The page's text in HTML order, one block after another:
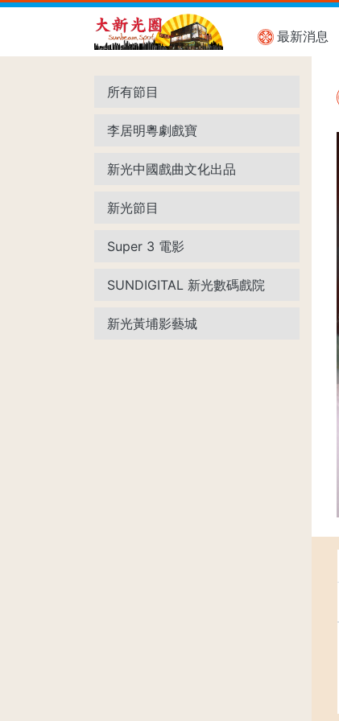
最新消息
所有節目
李居明粵劇戲寶
新光中國戲曲文化出品
新光節目
Super 3 電影
SUNDIGITAL 新光數碼戲院
新光黃埔影藝城